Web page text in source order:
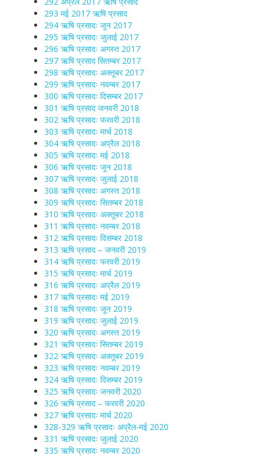
293 मई 2017 ऋषि प्रसाद
294 ऋषि प्रसादः जून 2017
295 ऋषि प्रसादः जुलाई 2017
296 ऋषि प्रसादः अगस्त 2017
297 ऋषि प्रसाद सितम्बर 2017
298 ऋषि प्रसादः अक्तूबर 2017
299 ऋषि प्रसादः नवम्बर 2017
300 ऋषि प्रसादः दिसम्बर 2017
301 ऋषि प्रसाद जनवरी 2018
302 ऋषि प्रसादः फरवरी 2018
303 ऋषि प्रसादः मार्च 2018
304 ऋषि प्रसादः अप्रैल 2018
305 ऋषि प्रसादः मई 2018
306 ऋषि प्रसादः जून 2018
307 ऋषि प्रसादः जुलाई 2018
308 ऋषि प्रसादः अगस्त 2018
309 ऋषि प्रसादः सितम्बर 2018
310 ऋषि प्रसादः अक्तूबर 2018
311 ऋषि प्रसादः नवम्बर 2018
312 ऋषि प्रसादः दिसम्बर 2018
313 ऋषि प्रसाद – जनवरी 2019
314 ऋषि प्रसादः फरवरी 2019
315 ऋषि प्रसादः मार्च 2019
316 ऋषि प्रसादः अप्रैल 2019
317 ऋषि प्रसादः मई 2019
318 ऋषि प्रसादः जून 2019
319 ऋषि प्रसादः जुलाई 2019
320 ऋषि प्रसादः अगस्त 2019
321 ऋषि प्रसादः सितम्बर 2019
322 ऋषि प्रसादः अक्तूबर 2019
323 ऋषि प्रसादः नवम्बर 2019
324 ऋषि प्रसादः दिसम्बर 2019
325 ऋषि प्रसादः जनवरी 2020
326 ऋषि प्रसाद – फरवरी 2020
327 ऋषि प्रसादः मार्च 2020
328-329 ऋषि प्रसादः अप्रैल-मई 2020
331 ऋषि प्रसादः जुलाई 2020
335 ऋषि प्रसादः नवम्बर 2020